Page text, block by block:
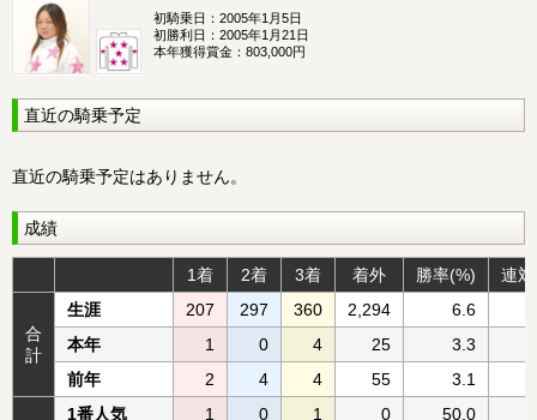
初騎乗日： 2005年1月5日
初勝利日： 2005年1月21日
本年獲得賞金： 803,000円
直近の騎乗予定
直近の騎乗予定はありません。
成績
1着 2着 3着 着外 勝率(%) 連
合
計
生涯 207 297 360 2,294
6.6
本年
1 0 4 25
3.3
前年
2 4 4 55 3.1
1番人気 1 0 1 0
50.0